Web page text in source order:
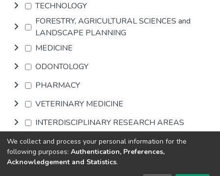
TECHNOLOGY
FORESTRY, AGRICULTURAL SCIENCES and
LANDSCAPE PLANNING
MEDICINE
ODONTOLOGY
PHARMACY
VETERINARY MEDICINE
INTERDISCIPLINARY RESEARCH AREAS
Browse
We collect and process your personal information for the
following purposes: Authentication, Preferences,
Acknowledgement and Statistics.